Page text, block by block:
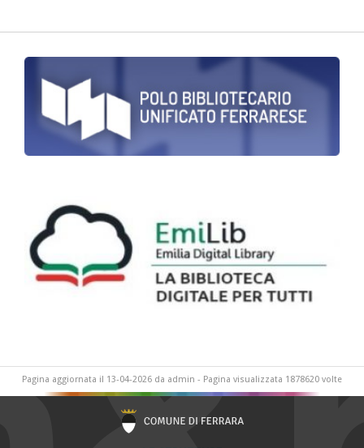
Pagina aggiornata il 13-04-2026 da admin - Pagina visualizzata 1878620 volte